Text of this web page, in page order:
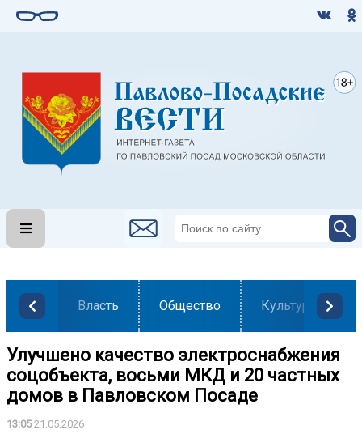
Власть Общество Культура
Улучшено качество электроснабжения
соцобъекта, восьми МКД и 20 частных
домов в Павловском Посаде
13:0521.05.2026